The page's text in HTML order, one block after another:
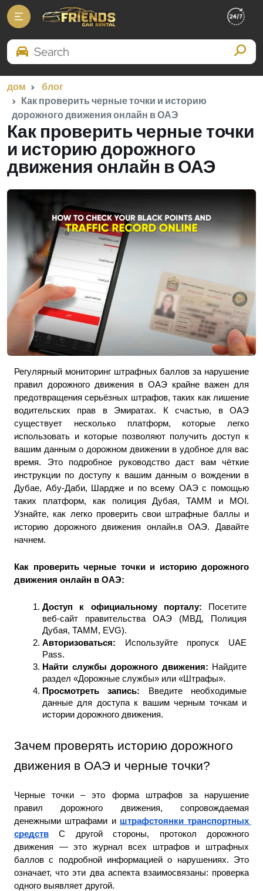
Search Brands
дом
блог
Как проверить черные точки и историю
дорожного движения онлайн в ОАЭ
Как проверить черные точки
и историю дорожного
движения онлайн в ОАЭ
Регулярный мониторинг штрафных баллов за нарушение
правил дорожного движения в ОАЭ крайне важен для
предотвращения серьёзных штрафов, таких как лишение
водительских прав в Эмиратах. К счастью, в ОАЭ
существует несколько платформ, которые легко
использовать и которые позволяют получить доступ к
вашим данным о дорожном движении в удобное для вас
время. Это подробное руководство даст вам чёткие
инструкции по доступу к вашим данным о вождении в
Дубае, Абу-Даби, Шардже и по всему ОАЭ с помощью
таких платформ, как полиция Дубая, TAMM и MOI.
Узнайте, как легко проверить свои штрафные баллы и
историю дорожного движения онлайн.в ОАЭ. Давайте
начнем.
Как проверить черные точки и историю дорожного
движения онлайн в ОАЭ:
Доступ к официальному порталу:
Посетите
веб-сайт правительства ОАЭ (МВД, Полиция
Дубая, TAMM, EVG).
Авторизоваться:
Используйте пропуск UAE
Pass.
Найти службы дорожного движения: Найдите
раздел «Дорожные службы» или «Штрафы».
Просмотреть запись:
Введите необходимые
данные для доступа к вашим черным точкам и
истории дорожного движения.
Зачем проверять историю дорожного
движения в ОАЭ и черные точки?
Черные точки – это форма штрафов за нарушение
правил дорожного движения, сопровождаемая
денежными штрафами и штрафстоянки транспортных
средств С другой стороны, протокол дорожного
движения — это журнал всех штрафов и штрафных
баллов с подробной информацией о нарушениях. Это
означает, что эти два аспекта взаимосвязаны: проверка
одного выявляет другой.